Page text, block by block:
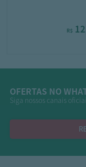
R$
OFERTAS NO
Siga nossos canais